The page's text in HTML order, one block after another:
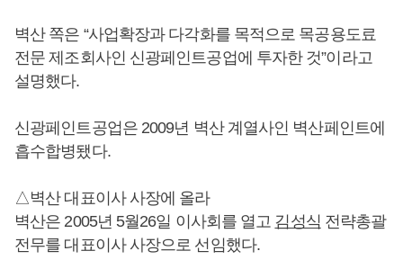
벽산 쪽은 “사업확장과 다각화를 목적으로 목공용도료
전문 제조회사인 신광페인트공업에 투자한 것”이라고
설명했다.
신광페인트공업은 2009년 벽산 계열사인 벽산페인트에
흡수합병됐다.
△벽산 대표이사 사장에 올라
벽산은 2005년 5월26일 이사회를 열고 김성식 전략총괄
전무를 대표이사 사장으로 선임했다.